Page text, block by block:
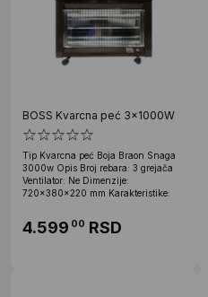
BOSS Kvarcna peć 3x1000W
Tip Kvarcna peć Boja Braon Snaga
3000w Opis Broj rebara: 3 grejača
Ventilator: Ne Dimenzije:
720x380x220 mm Karakteristike:
4.599 00 RSD